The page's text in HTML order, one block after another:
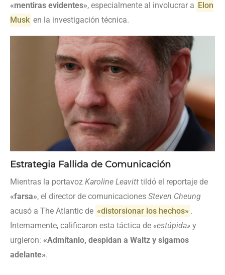
«mentiras evidentes», especialmente al involucrar a Elon
Musk en la investigación técnica.
Estrategia Fallida de Comunicación
Mientras la portavoz Karoline Leavitt tildó el reportaje de
«farsa», el director de comunicaciones Steven Cheung
acusó a The Atlantic de «distorsionar los hechos» .
Internamente, calificaron esta táctica de «estúpida» y
urgieron: «Admítanlo, despidan a Waltz y sigamos
adelante».